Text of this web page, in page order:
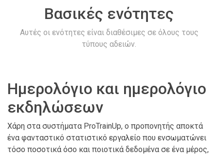
Βασικές ενότητες
Αυτές οι ενότητες είναι διαθέσιμες σε όλους τους
τύπους αδειών.
Ημερολόγιο και ημερολόγιο
εκδηλώσεων
Χάρη στα συστήματα ProTrainUp, ο προπονητής αποκτά
ένα φανταστικό στατιστικό εργαλείο που ενσωματώνει
τόσο ποσοτικά όσο και ποιοτικά δεδομένα σε ένα μέρος,